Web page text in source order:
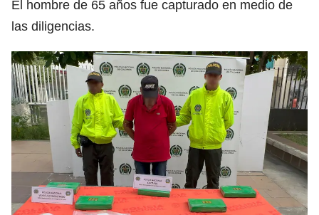
El hombre de 65 años fue capturado en medio de
las diligencias.